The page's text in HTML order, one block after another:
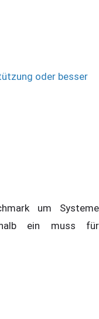
oder besser
um Systeme
ein muss für